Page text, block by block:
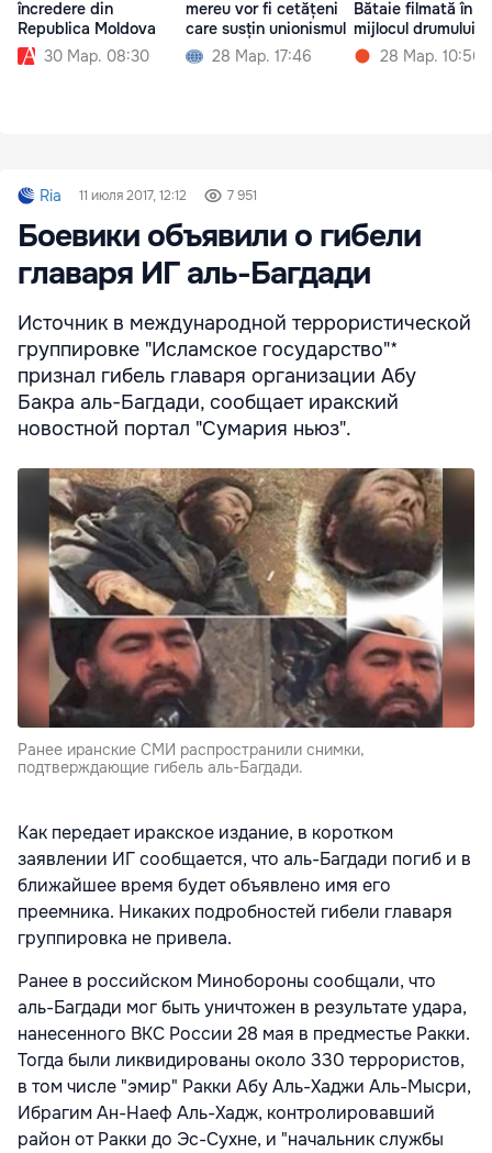
încredere din
Republica Moldova
30 Мар. 08:30
mereu vor fi cetățeni
care susțin unionismul
28 Мар. 17:46
Bătaie filmată în
mijlocul drumului
28 Мар. 10:56
Ria 11 июля 2017, 12:12 7 951
Боевики объявили о гибели
главаря ИГ аль-Багдади
Источник в международной террористической
группировке "Исламское государство"*
признал гибель главаря организации Абу
Бакра аль-Багдади, сообщает иракский
новостной портал "Сумария ньюз".
Ранее иранские СМИ распространили снимки,
подтверждающие гибель аль-Багдади.
Как передает иракское издание, в коротком
заявлении ИГ сообщается, что аль-Багдади погиб и в
ближайшее время будет объявлено имя его
преемника. Никаких подробностей гибели главаря
группировка не привела.
Ранее в российском Минобороны сообщали, что
аль-Багдади мог быть уничтожен в результате удара,
нанесенного ВКС России 28 мая в предместье Ракки.
Тогда были ликвидированы около 330 террористов,
в том числе "эмир" Ракки Абу Аль-Хаджи Аль-Мысри,
Ибрагим Ан-Наеф Аль-Хадж, контролировавший
район от Ракки до Эс-Сухне, и "начальник службы